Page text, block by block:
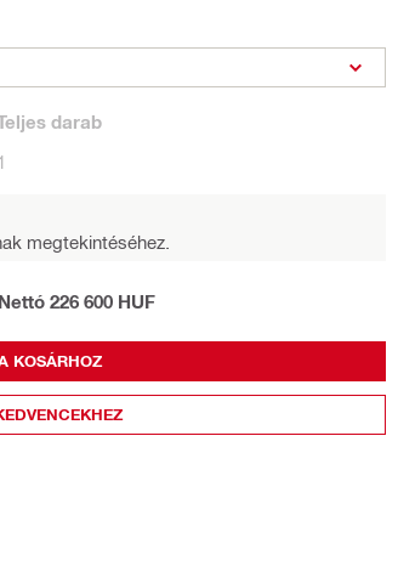
darab
megtekintéséhez.
Nettó 226 600 HUF
KOSÁRHOZ